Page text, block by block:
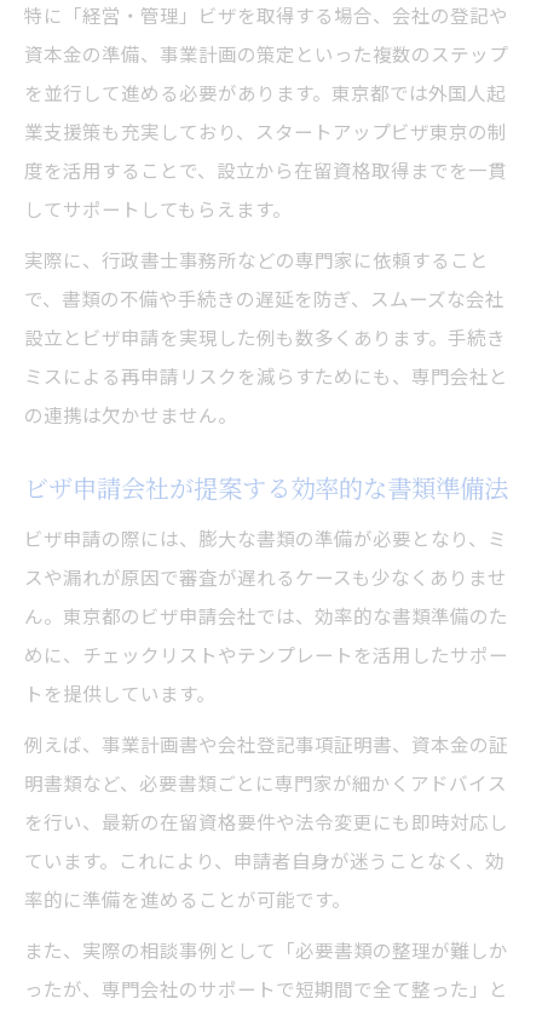
特に「経営・管理」ビザを取得する場合、会社の登記や
資本金の準備、事業計画の策定といった複数のステップ
を並行して進める必要があります。東京都では外国人起
業支援策も充実しており、スタートアップビザ東京の制
度を活用することで、設立から在留資格取得までを一貫
してサポートしてもらえます。
実際に、行政書士事務所などの専門家に依頼すること
で、書類の不備や手続きの遅延を防ぎ、スムーズな会社
設立とビザ申請を実現した例も数多くあります。手続き
ミスによる再申請リスクを減らすためにも、専門会社と
の連携は欠かせません。
ビザ申請会社が提案する効率的な書類準備法
ビザ申請の際には、膨大な書類の準備が必要となり、ミ
スや漏れが原因で審査が遅れるケースも少なくありませ
ん。東京都のビザ申請会社では、効率的な書類準備のた
めに、チェックリストやテンプレートを活用したサポー
トを提供しています。
例えば、事業計画書や会社登記事項証明書、資本金の証
明書類など、必要書類ごとに専門家が細かくアドバイス
を行い、最新の在留資格要件や法令変更にも即時対応し
ています。これにより、申請者自身が迷うことなく、効
率的に準備を進めることが可能です。
また、実際の相談事例として「必要書類の整理が難しか
ったが、専門会社のサポートで短期間で全て整った」と